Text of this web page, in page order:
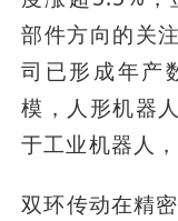
部件方向的关
司已形成年产
模，人形机器
于工业机器人
双环传动在精